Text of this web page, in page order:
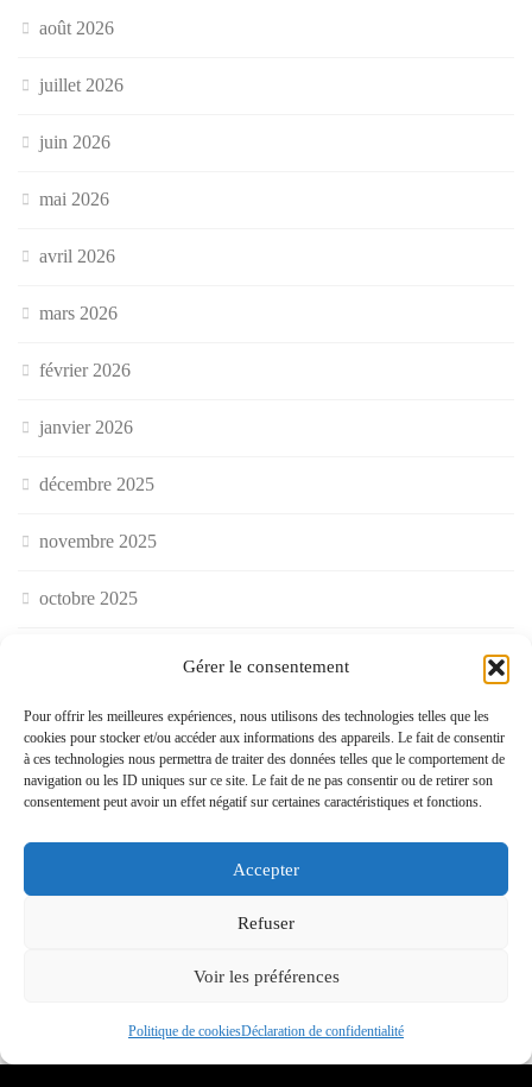
Gérer le consentement
Pour offrir les meilleures expériences, nous utilisons des technologies telles que les
cookies pour stocker et/ou accéder aux informations des appareils. Le fait de consentir
à ces technologies nous permettra de traiter des données telles que le comportement de
navigation ou les ID uniques sur ce site. Le fait de ne pas consentir ou de retirer son
consentement peut avoir un effet négatif sur certaines caractéristiques et fonctions.
Accepter
Refuser
Voir les préférences
Politique de cookiesDéclaration de confidentialité
août 2026
juillet 2026
juin 2026
mai 2026
avril 2026
mars 2026
février 2026
janvier 2026
décembre 2025
novembre 2025
octobre 2025
août 2025
juillet 2025